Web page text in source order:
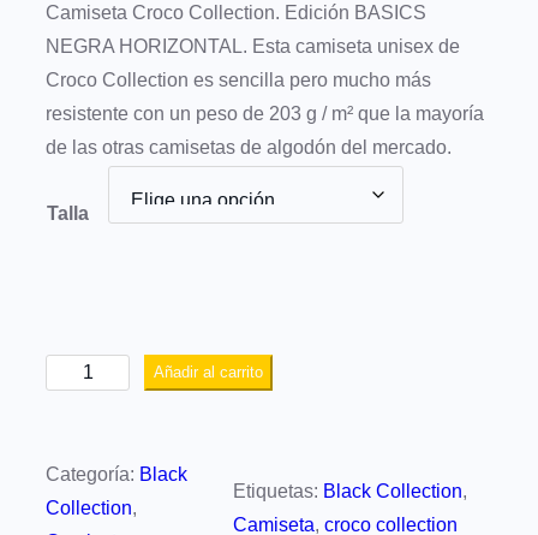
Camiseta Croco Collection. Edición BASICS
NEGRA HORIZONTAL. Esta camiseta unisex de
Croco Collection es sencilla pero mucho más
resistente con un peso de 203 g / m² que la mayoría
de las otras camisetas de algodón del mercado.
Talla
i
s
Añadir al carrito
Categoría: Black
Collection
Etiquetas: Black Collection
Camiseta, croco collection